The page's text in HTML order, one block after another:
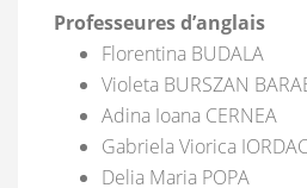
Professeures d’anglais
Florentina BUDALA
Violeta BURSZAN
Adina Ioana CERNEA
Gabriela Viorica
Delia Maria POPA